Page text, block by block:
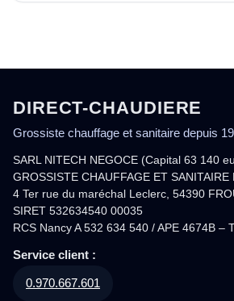
DIRECT-CHAUDIERE
Grossiste chauffage et sanitaire depuis
SARL NITECH NEGOCE (Capital 63 140
GROSSISTE CHAUFFAGE ET SANITAIRE
4 Ter rue du maréchal Leclerc, 54390
SIRET 532634540 00035
RCS Nancy A 532 634 540 / APE 4674B –
Service client :
0.970.667.601